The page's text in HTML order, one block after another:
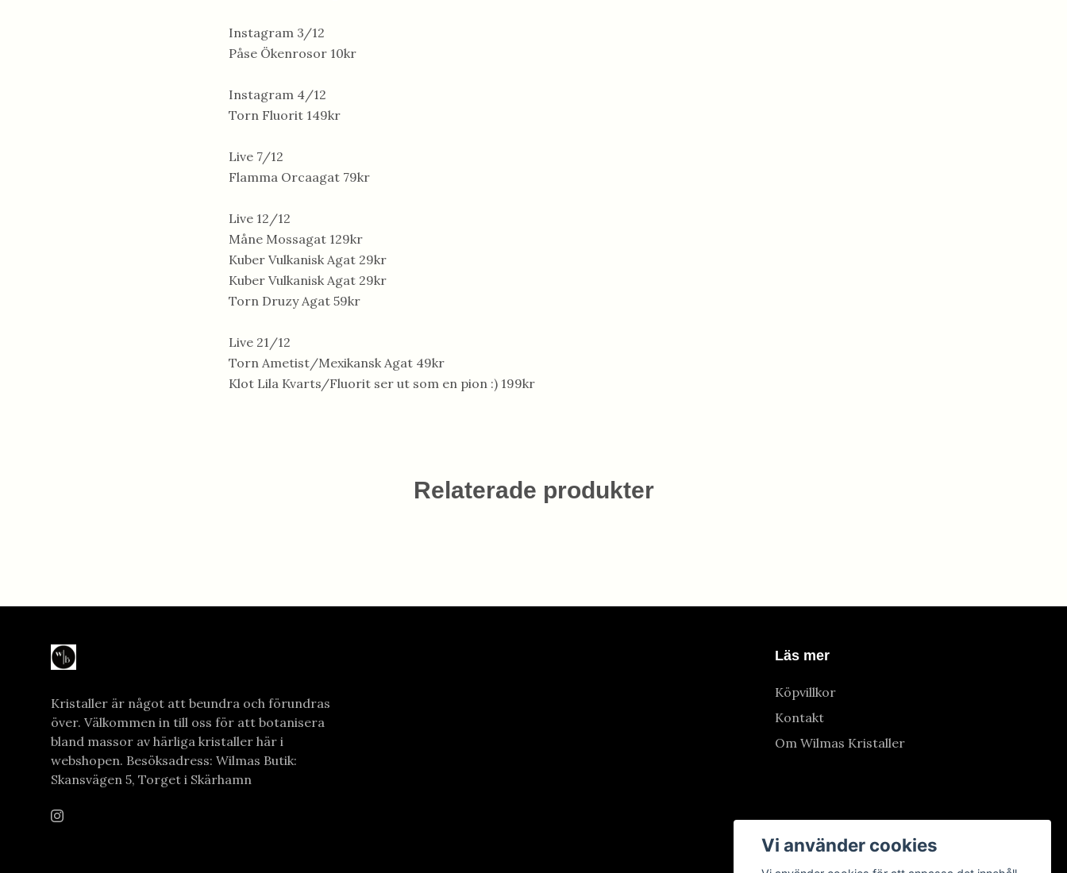
Instagram 3/12
Påse Ökenrosor 10kr
Instagram 4/12
Torn Fluorit 149kr
Live 7/12
Flamma Orcaagat 79kr
Live 12/12
Måne Mossagat 129kr
Kuber Vulkanisk Agat 29kr
Kuber Vulkanisk Agat 29kr
Torn Druzy Agat 59kr
Live 21/12
Torn Ametist/Mexikansk Agat 49kr
Klot Lila Kvarts/Fluorit ser ut som en pion :) 199kr
Relaterade produkter
Kristaller är något att beundra och förundras
över. Välkommen in till oss för att botanisera
bland massor av härliga kristaller här i
webshopen. Besöksadress: Wilmas Butik:
Skansvägen 5, Torget i Skärhamn
Läs mer
Köpvillkor
Kontakt
Om Wilmas Kristaller
Vi använder cookies